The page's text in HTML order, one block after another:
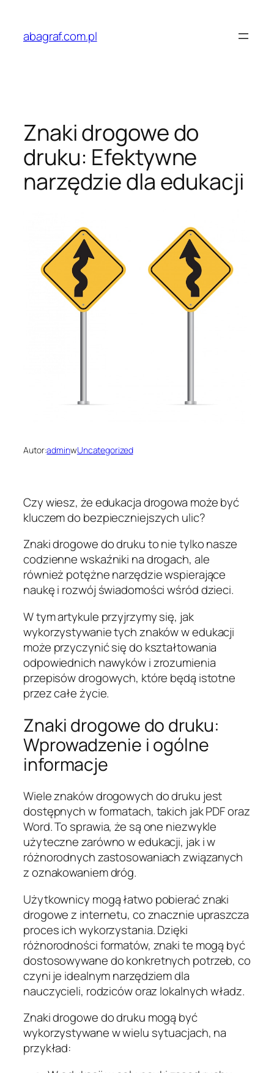
treściabagraf.com.pl
Znaki drogowe do
druku: Efektywne
narzędzie dla edukacji
Autor:adminwUncategorized
Czy wiesz, że edukacja drogowa może być
kluczem do bezpieczniejszych ulic?
Znaki drogowe do druku to nie tylko nasze
codzienne wskaźniki na drogach, ale
również potężne narzędzie wspierające
naukę i rozwój świadomości wśród dzieci.
W tym artykule przyjrzymy się, jak
wykorzystywanie tych znaków w edukacji
może przyczynić się do kształtowania
odpowiednich nawyków i zrozumienia
przepisów drogowych, które będą istotne
przez całe życie.
Znaki drogowe do druku:
Wprowadzenie i ogólne
informacje
Wiele znaków drogowych do druku jest
dostępnych w formatach, takich jak PDF oraz
Word. To sprawia, że są one niezwykle
użyteczne zarówno w edukacji, jak i w
różnorodnych zastosowaniach związanych
z oznakowaniem dróg.
Użytkownicy mogą łatwo pobierać znaki
drogowe z internetu, co znacznie upraszcza
proces ich wykorzystania. Dzięki
różnorodności formatów, znaki te mogą być
dostosowywane do konkretnych potrzeb, co
czyni je idealnym narzędziem dla
nauczycieli, rodziców oraz lokalnych władz.
Znaki drogowe do druku mogą być
wykorzystywane w wielu sytuacjach, na
przykład: